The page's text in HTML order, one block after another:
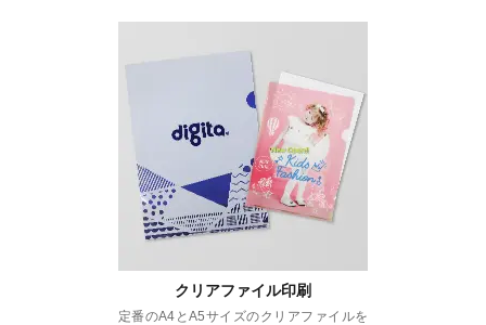
クリアファイル印刷
定番のA4とA5サイズのクリアファイルを